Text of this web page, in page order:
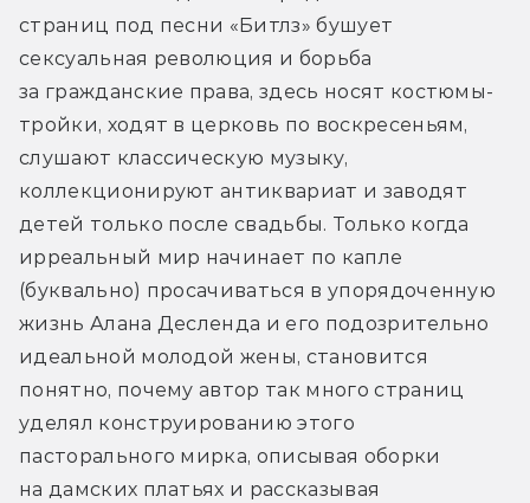
страниц под песни «Битлз» бушует
сексуальная революция и борьба
за гражданские права, здесь носят костюмы-
тройки, ходят в церковь по воскресеньям,
слушают классическую музыку,
коллекционируют антиквариат и заводят
детей только после свадьбы. Только когда
ирреальный мир начинает по капле
(буквально) просачиваться в упорядоченную
жизнь Алана Десленда и его подозрительно
идеальной молодой жены, становится
понятно, почему автор так много страниц
уделял конструированию этого
пасторального мирка, описывая оборки
на дамских платьях и рассказывая